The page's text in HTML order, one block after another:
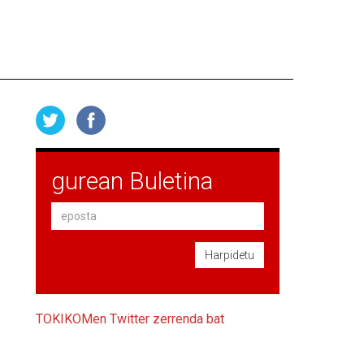
gurean Buletina
Harpidetu
TOKIKOMen Twitter zerrenda bat